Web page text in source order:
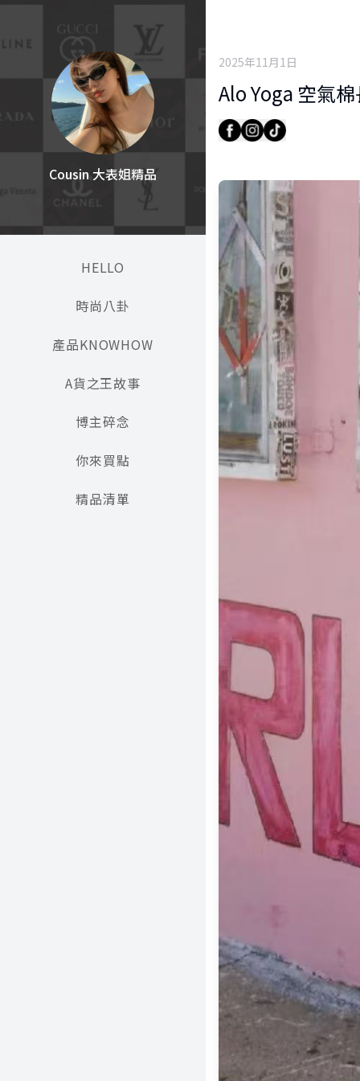
Cousin 大表姐精品
HELLO
時尚八卦
產品KNOWHOW
A貨之王故事
博主碎念
你來買點
精品清單
2025年11月1日
Alo Yoga 空氣